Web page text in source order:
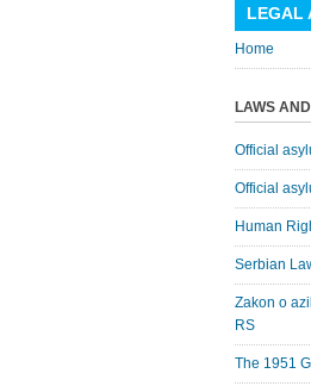
LEGAL
Home
LAWS
Official
Official
Human
Serbian
Zakon o
RS
The 1951